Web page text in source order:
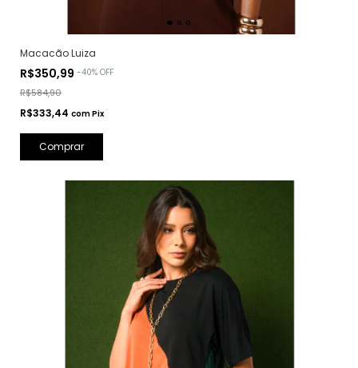
Macacão Luiza
R$350,99 -40% OFF
R$584,90
R$333,44 comPix
Comprar